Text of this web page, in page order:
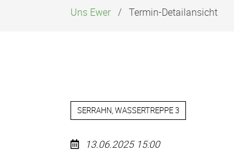
Uns Ewer Termin-Detailansicht
SERRAHN, WASSERTREPPE 3
13.06.2025 15:00